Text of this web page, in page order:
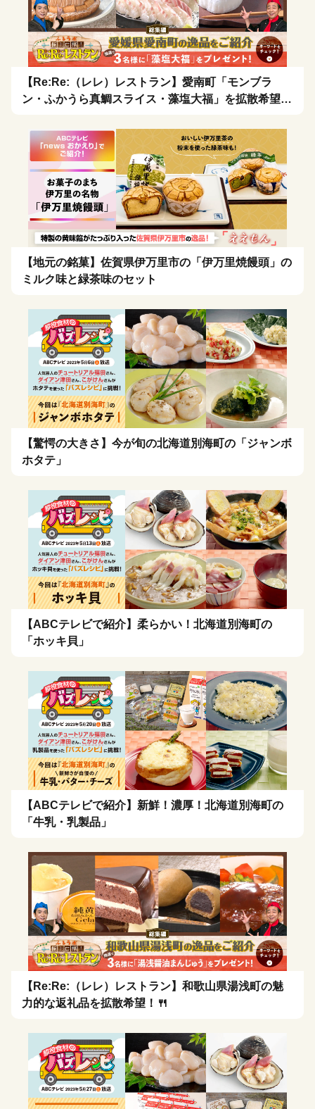
【Re:Re:（レレ）レストラン】愛南町「モンブラ
ン・ふかうら真鯛スライス・藻塩大福」を拡散希望！
【地元の銘菓】佐賀県伊万里市の「伊万里焼饅頭」の
ミルク味と緑茶味のセット
【驚愕の大きさ】今が旬の北海道別海町の「ジャンボ
ホタテ」
【ABCテレビで紹介】柔らかい！北海道別海町の
「ホッキ貝」
【ABCテレビで紹介】新鮮！濃厚！北海道別海町の
「牛乳・乳製品」
【Re:Re:（レレ）レストラン】和歌山県湯浅町の魅
力的な返礼品を拡散希望！🍴